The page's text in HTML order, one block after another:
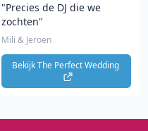
"Precies de DJ die we
zochten"
Mili & Jeroen
Bekijk The Perfect Wedding